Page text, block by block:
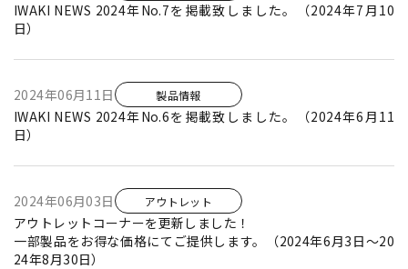
IWAKI NEWS 2024年No.7を掲載致しました。（2024年7月10
日）
2024年06月11日 製品情報
IWAKI NEWS 2024年No.6を掲載致しました。（2024年6月11
日）
2024年06月03日 アウトレット
アウトレットコーナーを更新しました！
一部製品をお得な価格にてご提供します。（2024年6月3日～20
24年8月30日）